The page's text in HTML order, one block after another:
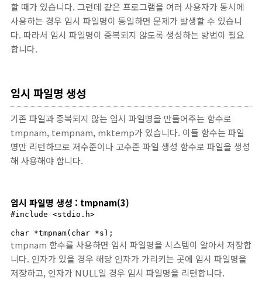
할 때가 있습니다. 그런데 같은 프로그램을 여러 사용자가 동시에
사용하는 경우 임시 파일명이 동일하면 문제가 발생할 수 있습니
다. 따라서 임시 파일명이 중복되지 않도록 생성하는 방법이 필요
합니다.
임시 파일명 생성
기존 파일과 중복되지 않는 임시 파일명을 만들어주는 함수로
tmpnam, tempnam, mktemp가 있습니다. 이들 함수는 파일
명만 리턴하므로 저수준이나 고수준 파일 생성 함수로 파일을 생성
해 사용해야 합니다.
임시 파일명 생성 : tmpnam(3)
#include <stdio.h>
char *tmpnam(char *s);
tmpnam 함수를 사용하면 임시 파일명을 시스템이 알아서 저장합
니다. 인자가 있을 경우 해당 인자가 가리키는 곳에 임시 파일명을
저장하고, 인자가 NULL일 경우 임시 파일명을 리턴합니다.